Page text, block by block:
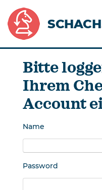
SCHACH
Bitte
Ihrem
Account
Name
Password